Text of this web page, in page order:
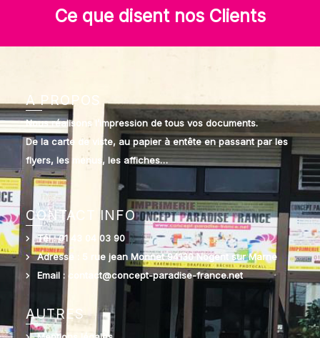
Ce que disent nos Clients
A PROPOS
Nous réalisons l’impression de tous vos documents.
De la carte de viste, au papier à entête en passant par les
flyers, les menus, les affiches…
CONTACT INFO
Tél : 01 43 04 03 90
Adresse : 5 rue jean Monnet 94130 Nogent sur Marne
Email : contact@concept-paradise-france.net
AUTRES